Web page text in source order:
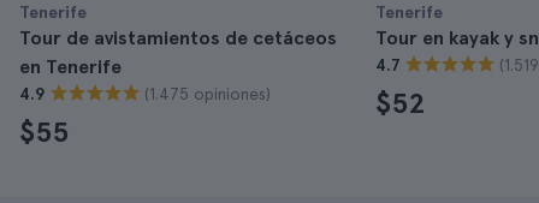
Tenerife
Tour de avistamientos de cetáceos
en Tenerife
4.9 (1.475 opiniones)
$55
Tenerife
Tour en kayak y
4.7
$52